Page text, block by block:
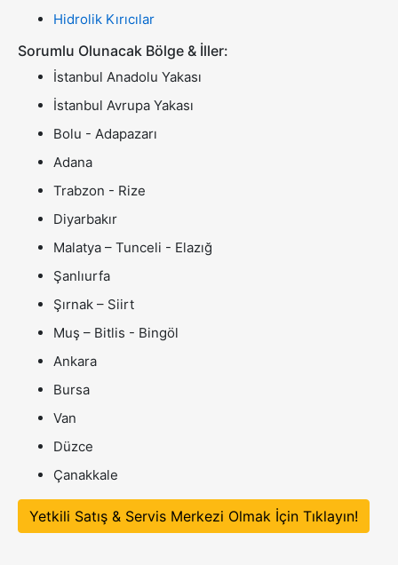
Hidrolik Kırıcılar
Sorumlu Olunacak Bölge & İller:
İstanbul Anadolu Yakası
İstanbul Avrupa Yakası
Bolu - Adapazarı
Adana
Trabzon - Rize
Diyarbakır
Malatya – Tunceli - Elazığ
Şanlıurfa
Şırnak – Siirt
Muş – Bitlis - Bingöl
Ankara
Bursa
Van
Düzce
Çanakkale
Yetkili Satış & Servis Merkezi Olmak İçin Tıklayın!